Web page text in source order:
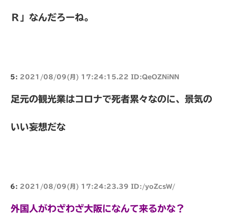
Ｒ」なんだろーね。
5: 2021/08/09(月) 17:24:15.22 ID:QeOZNiNN
足元の観光業はコロナで死者累々なのに、景気の
いい妄想だな
6: 2021/08/09(月) 17:24:23.39 ID:/yoZcsW/
外国人がわざわざ大阪になんて来るかな？